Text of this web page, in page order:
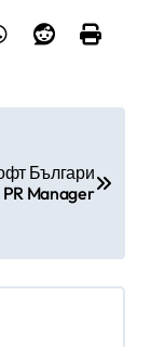
Българи
PR Manager